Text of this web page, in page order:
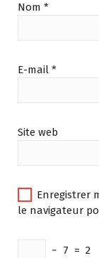
Nom *
E-mail *
Site web
Enregistrer
le navigateur
− 7 = 2